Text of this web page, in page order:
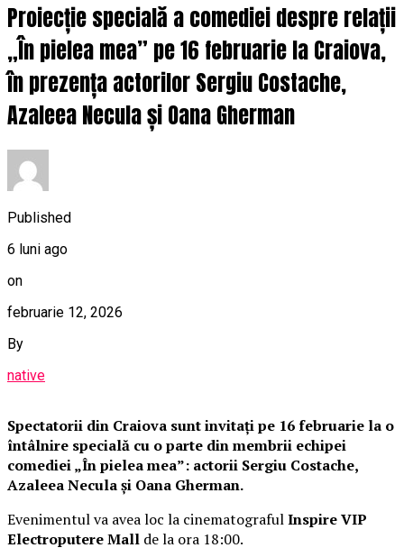
Proiecție specială a comediei despre relații
„În pielea mea” pe 16 februarie la Craiova,
în prezența actorilor Sergiu Costache,
Azaleea Necula și Oana Gherman
Published
6 luni ago
on
februarie 12, 2026
By
native
Spectatorii din Craiova sunt invitați pe 16 februarie la o
întâlnire specială cu o parte din membrii echipei
comediei „În pielea mea”: actorii Sergiu Costache,
Azaleea Necula și Oana Gherman.
Evenimentul va avea loc la cinematografulInspire VIP
Electroputere Mall de la ora 18:00.